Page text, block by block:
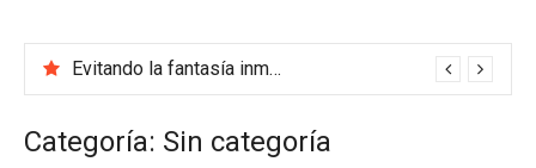
Evitando la fantasía inmediata en la política energética
Categoría: Sin categoría